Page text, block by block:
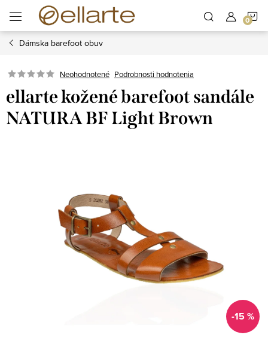
obsah
Dámska barefoot obuv
Neohodnotené Podrobnosti hodnotenia
ellarte kožené barefoot sandále
NATURA BF Light Brown
-15 %